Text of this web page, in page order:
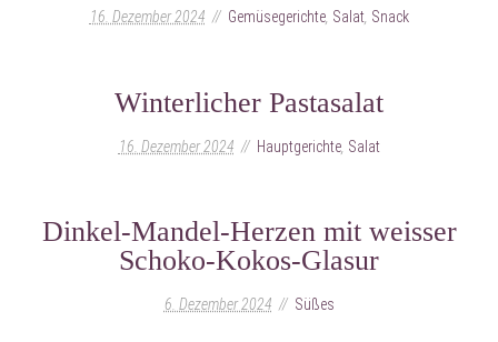
16. Dezember 2024 Gemüsegerichte, Salat Snack
Winterlicher Pastasalat
16. Dezember 2024 Hauptgerichte, Salat
Dinkel-Mandel-Herzen mit weisser
Schoko-Kokos-Glasur
6. Dezember 2024 Süßes